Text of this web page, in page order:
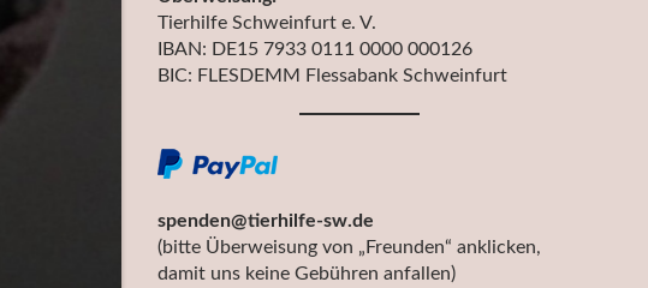
Tierhilfe Schweinfurt e. V.
IBAN: DE15 7933 0111 0000 000126
BIC: FLESDEMM Flessabank Schweinfurt
spenden@tierhilfe-sw.de
(bitte Überweisung von „Freunden“ anklicken,
damit uns keine Gebühren anfallen)